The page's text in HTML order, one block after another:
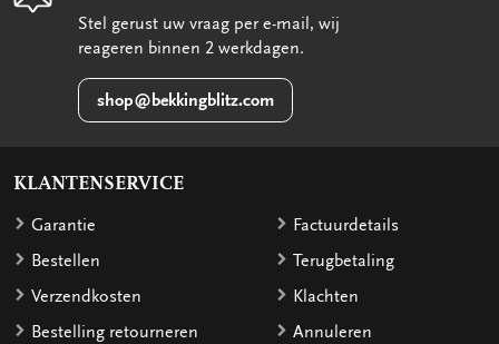
Stel gerust uw vraag per e-mail, wij
reageren binnen 2 werkdagen.
shop@bekkingblitz.com
KLANTENSERVICE
Garantie
Bestellen
Verzendkosten
Bestelling retourneren
Factuurdetails
Terugbetaling
Klachten
Annuleren